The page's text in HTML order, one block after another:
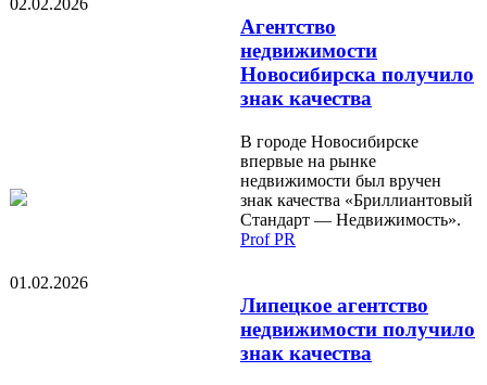
Агентство
недвижимости
Новосибирска получило
знак качества
В городе Новосибирске
впервые на рынке
недвижимости был вручен
знак качества «Бриллиантовый
Стандарт — Недвижимость».
Prof PR
01.02.2026
Липецкое агентство
недвижимости получило
знак качества